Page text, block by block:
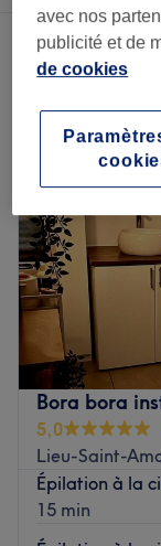
Un établissement
épilation du visage à
Bora bora
5,0
Lieu-Saint-
Épilation à la
15 min
avec nos
publicité et de
de cookies